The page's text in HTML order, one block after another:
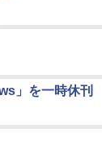
」を一時休刊